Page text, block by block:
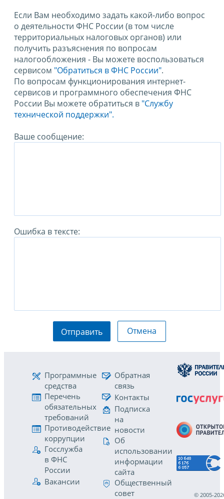
Если Вам необходимо задать какой-либо вопрос
о деятельности ФНС России (в том числе
территориальных налоговых органов) или
получить разъяснения по вопросам
налогообложения - Вы можете воспользоваться
сервисом "Обратиться в ФНС России".
По вопросам функционирования интернет-
сервисов и программного обеспечения ФНС
России Вы можете обратиться в "Службу
технической поддержки".
Ваше сообщение:
Ошибка в тексте:
Отправить Отмена
Программные
средства
Перечень
обязательных
требований
Противодействие
коррупции
Госслужба
в ФНС
России
Вакансии
Обратная
связь
Контакты
Подписка
на
новости
Об
использовании
информации
сайта
Общественный
совет
© 2005-